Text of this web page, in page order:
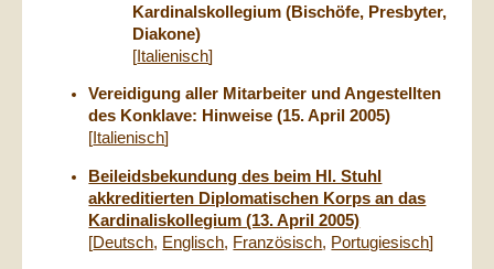
Kardinalskollegium (Bischöfe, Presbyter,
Diakone)
[ Italienisch]
Vereidigung aller Mitarbeiter und Angestellten
des Konklave: Hinweise (15. April 2005)
[ Italienisch]
Beileidsbekundung des beim Hl. Stuhl
akkreditierten Diplomatischen Korps an das
Kardinaliskollegium (13. April 2005)
[Deutsch, Englisch, Französisch, Portugiesisch]